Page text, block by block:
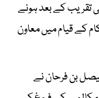
تقریب کے بعد ہونے
کے قیام میں معاون
بن فرحان نے